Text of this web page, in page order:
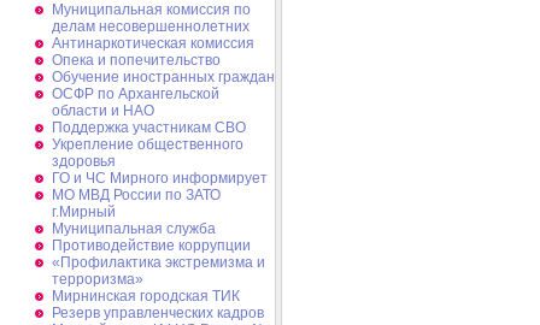
Муниципальная комиссия по
делам несовершеннолетних
Антинаркотическая комиссия
Опека и попечительство
Обучение иностранных граждан
ОСФР по Архангельской
области и НАО
Поддержка участникам СВО
Укрепление общественного
здоровья
ГО и ЧС Мирного информирует
МО МВД России по ЗАТО
г.Мирный
Муниципальная cлужба
Противодействие коррупции
«Профилактика экстремизма и
терроризма»
Мирнинская городская ТИК
Резерв управленческих кадров